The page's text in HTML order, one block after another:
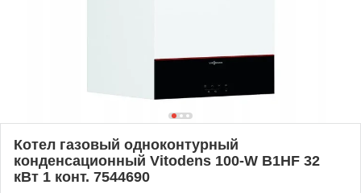
Котел газовый одноконтурный
конденсационный Vitodens 100-W B1HF 32
кВт 1 конт. 7544690